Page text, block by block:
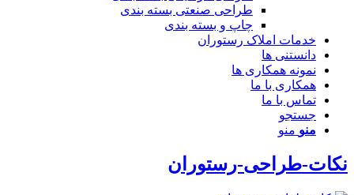
طراحی صنعتی بسته بندی
چاپ و بسته بندی
خدمات املاک رستوران
دانستنی ها
نمونه همکاری ها
همکاری با ما
تماس با ما
جستجو
منو منو
طراحی-رستوران